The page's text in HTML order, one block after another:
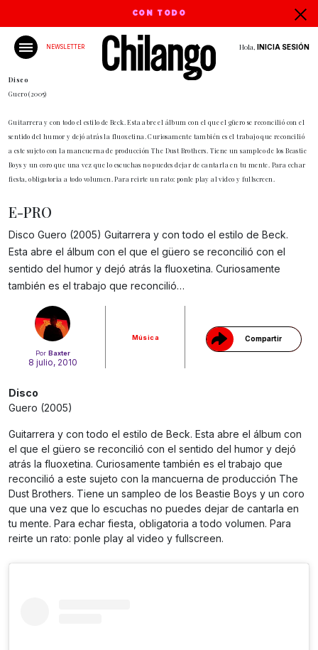
CON TODO
NEWSLETTER Hola, INICIA SESIÓN
Disco
Guero (2005)
Guitarrera y con todo el estilo de Beck. Esta abre el álbum con el que el güero se reconcilió con el
sentido del humor y dejó atrás la fluoxetina. Curiosamente también es el trabajo que reconcilió
a este sujeto con la mancuerna de producción The Dust Brothers. Tiene un sampleo de los Beastie
Boys y un coro que una vez que lo escuchas no puedes dejar de cantarla en tu mente. Para echar
fiesta, obligatoria a todo volumen. Para reirte un rato: ponle play al video y fullscreen.
Por Baxter
8 julio, 2010
Música Compartir
Gracias!
E-PRO
Disco Guero (2005) Guitarrera y con todo el estilo de Beck.
Esta abre el álbum con el que el güero se reconcilió con el
sentido del humor y dejó atrás la fluoxetina. Curiosamente
también es el trabajo que reconcilió…
Disco
Guero (2005)
Guitarrera y con todo el estilo de Beck. Esta abre el álbum con
el que el güero se reconcilió con el sentido del humor y dejó
atrás la fluoxetina. Curiosamente también es el trabajo que
reconcilió a este sujeto con la mancuerna de producción The
Dust Brothers. Tiene un sampleo de los Beastie Boys y un coro
que una vez que lo escuchas no puedes dejar de cantarla en
tu mente. Para echar fiesta, obligatoria a todo volumen. Para
reirte un rato: ponle play al video y fullscreen.